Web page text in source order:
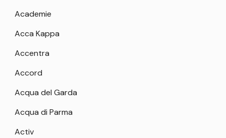
Academie
Acca Kappa
Accentra
Accord
Acqua del Garda
Acqua di Parma
Activ